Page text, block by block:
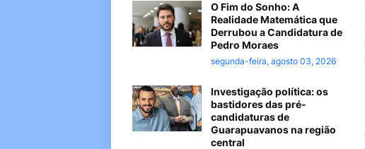
O Fim do Sonho: A
Realidade Matemática que
Derrubou a Candidatura de
Pedro Moraes
segunda-feira, agosto 03, 2026
Investigação política: os
bastidores das pré-
candidaturas de
Guarapuavanos na região
central